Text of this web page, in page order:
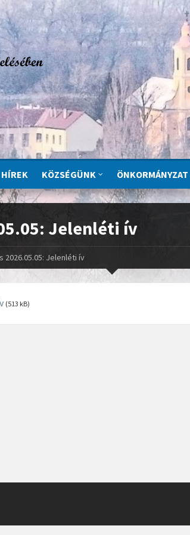
HÍREK KÖZSÉGÜNK ÖNKORMÁNYZAT
Jelenléti ív
2026.05.05: Jelenléti ív
(513 kB)